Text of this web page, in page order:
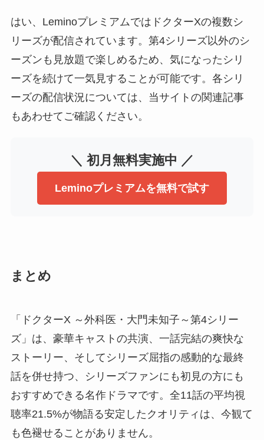
はい、LeminoプレミアムではドクターXの複数シ
リーズが配信されています。第4シリーズ以外のシ
ーズンも見放題で楽しめるため、気になったシリ
ーズを続けて一気見することが可能です。各シリ
ーズの配信状況については、当サイトの関連記事
もあわせてご確認ください。
＼ 初月無料実施中 ／
Leminoプレミアムを無料で試す
まとめ
「ドクターX ～外科医・大門未知子～第4シリー
ズ」は、豪華キャストの共演、一話完結の爽快な
ストーリー、そしてシリーズ屈指の感動的な最終
話を併せ持つ、シリーズファンにも初見の方にも
おすすめできる名作ドラマです。全11話の平均視
聴率21.5%が物語る安定したクオリティは、今観て
も色褪せることがありません。